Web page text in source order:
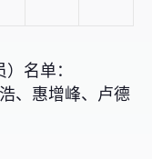
名单：
、惠增峰、卢德